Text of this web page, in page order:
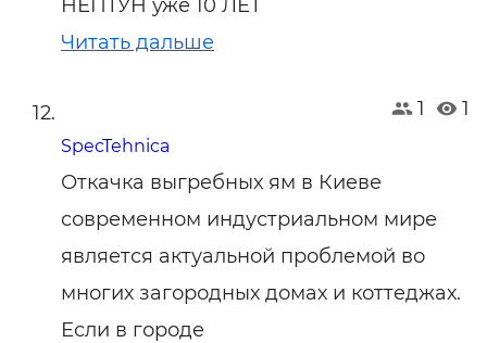
НЕПТУН уже 10 ЛЕТ
Читать дальше
1 1
SpecTehnica
Откачка выгребных ям в Киеве
современном индустриальном мире
является актуальной проблемой во
многих загородных домах и коттеджах.
Если в городе